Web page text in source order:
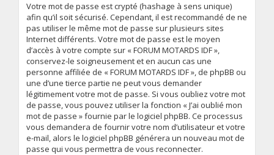
Votre mot de passe est crypté (hashage à sens unique)
afin qu’il soit sécurisé. Cependant, il est recommandé de ne
pas utiliser le même mot de passe sur plusieurs sites
Internet différents. Votre mot de passe est le moyen
d’accès à votre compte sur « FORUM MOTARDS IDF »,
conservez-le soigneusement et en aucun cas une
personne affiliée de « FORUM MOTARDS IDF », de phpBB ou
une d’une tierce partie ne peut vous demander
légitimement votre mot de passe. Si vous oubliez votre mot
de passe, vous pouvez utiliser la fonction « J’ai oublié mon
mot de passe » fournie par le logiciel phpBB. Ce processus
vous demandera de fournir votre nom d’utilisateur et votre
e-mail, alors le logiciel phpBB générera un nouveau mot de
passe qui vous permettra de vous reconnecter.